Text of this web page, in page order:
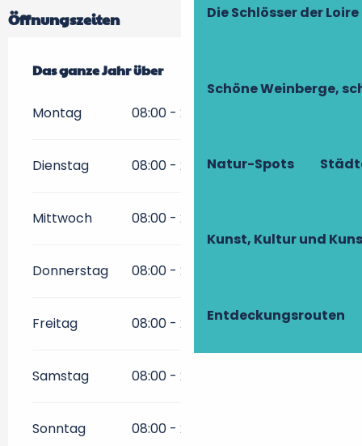
Die Schlösser der Loire
Schöne Weinberge,
Natur-Spots
Kunst, Kultur und
Entdeckungsrouten
Öffnungszeiten
Das ganze Jahr über
Das ganze Jahr über
Montag 08:00 - 20:00
Dienstag 08:00 - 20:00
Mittwoch 08:00 - 20:00
Donnerstag 08:00 - 20:00
Freitag 08:00 - 20:00
Samstag 08:00 - 20:00
Sonntag 08:00 - 20:00